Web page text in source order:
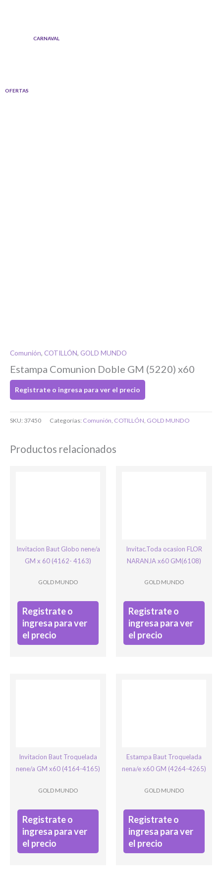
OFERTAS
CARNAVAL
Comunión, COTILLÓN, GOLD MUNDO
Estampa Comunion Doble GM (5220) x60
Registrate o ingresa para ver el precio
SKU: 37450 Categorías: Comunión COTILLÓN GOLD MUNDO
Productos relacionados
Invitacion Baut Globo nene/a
GM x 60 (4162- 4163)
GOLD MUNDO
Registrate o
ingresa para ver
el precio
Invitac.Toda ocasion FLOR
NARANJA x60 GM(6108)
GOLD MUNDO
Registrate o
ingresa para ver
el precio
Invitacion Baut Troquelada
nene/a GM x60 (4164-4165)
GOLD MUNDO
Registrate o
ingresa para ver
el precio
Estampa Baut Troquelada
nena/e x60 GM (4264-4265)
GOLD MUNDO
Registrate o
ingresa para ver
el precio
Bienvenido/a